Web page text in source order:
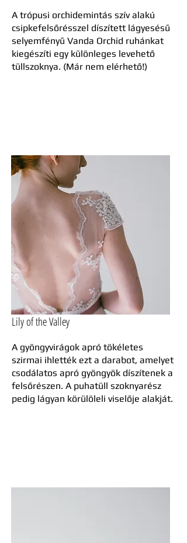
A trópusi orchidemintás szív alakú
csipkefelsőrésszel díszített lágyesésű
selyemfényű Vanda Orchid ruhánkat
kiegészíti egy különleges levehető
tüllszoknya. (Már nem elérhető!)
Lily of the Valley
A gyöngyvirágok apró tökéletes
szirmai ihlették ezt a darabot, amelyet
csodálatos apró gyöngyök díszítenek a
felsőrészen. A puhatüll szoknyarész
pedig lágyan körülöleli viselője alakját.